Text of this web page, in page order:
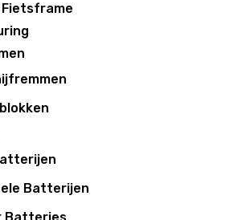
Batterijen